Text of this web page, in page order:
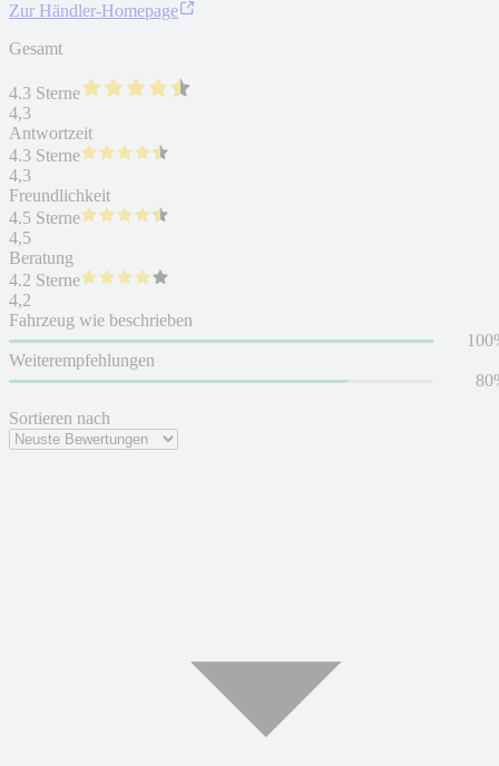
Sortieren nach
Zur Händler-Homepage
Gesamt
4.3 Sterne
4,3
Antwortzeit
4.3 Sterne
4,3
Freundlichkeit
4.5 Sterne
4,5
Beratung
4.2 Sterne
4,2
Fahrzeug wie beschrieben
Weiterempfehlungen